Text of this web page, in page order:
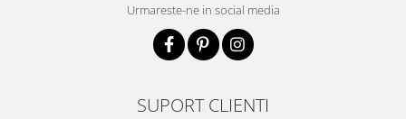
Urmareste-ne in social media
SUPORT CLIENTI